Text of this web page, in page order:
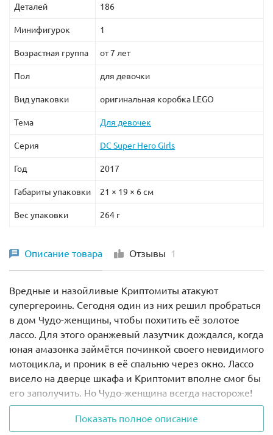
Деталей 186
Минифигурок 1
Возрастная группа от 7 лет
Пол для девочки
Вид упаковки оригинальная коробка LEGO
Тема Для девочек
Серия DC Super Hero Girls
Год 2017
Габариты упаковки 21 × 19 × 6 см
Вес упаковки 264 г
Описание товара Отзывы 1
Вредные и назойливые Криптомиты атакуют
супергероинь. Сегодня один из них решил пробраться
в дом Чудо-женщины, чтобы похитить её золотое
лассо. Для этого оранжевый лазутчик дождался, когда
юная амазонка займётся починкой своего невидимого
мотоцикла, и проник в её спальню через окно. Лассо
висело на дверце шкафа и Криптомит вполне смог бы
его заполучить. Но Чудо-женщина всегда настороже!
Неслышно подобравшись к грабителю, она
набросилась на него и, обезоружив, заперла в своём
Показать полное описание